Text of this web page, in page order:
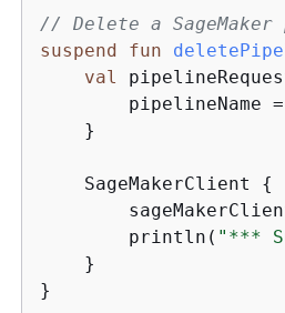
// Delete a SageMaker
suspend
fun
val
pipelineName
    }
    SageMakerClient
{
        println(
"***
    }
}